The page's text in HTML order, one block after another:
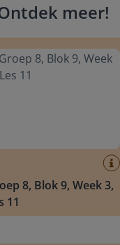
meer!
8, Blok 9, Week 3,
11